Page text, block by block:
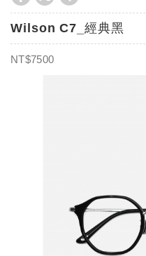
Wilson C7_經典黑
NT$7500